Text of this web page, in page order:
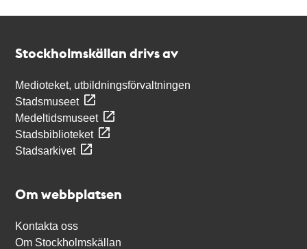
Stockholmskällan drivs av
Medioteket, utbildningsförvaltningen
Stadsmuseet
Medeltidsmuseet
Stadsbiblioteket
Stadsarkivet
Om webbplatsen
Kontakta oss
Om Stockholmskällan